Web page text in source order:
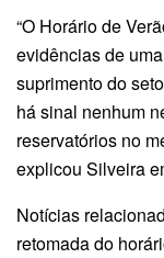
“O Horário de
evidências de
suprimento do
há sinal nenhum
reservatórios no
explicou Silveira
Notícias
retomada do